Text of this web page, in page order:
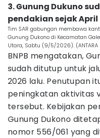
3. Gunung Dukuno
pendakian sejak April
Tim SAR gabungan membawa
Gunung Dukono di Kecamatan
Utara, Sabtu (9/5/2026). (ANTARA
BNPB mengatakan,
sudah ditutup untuk
2026 lalu. Penutupan
peningkatan aktivitas
tersebut. Kebijakan
Gunung Dukono
nomor 556/061 yang